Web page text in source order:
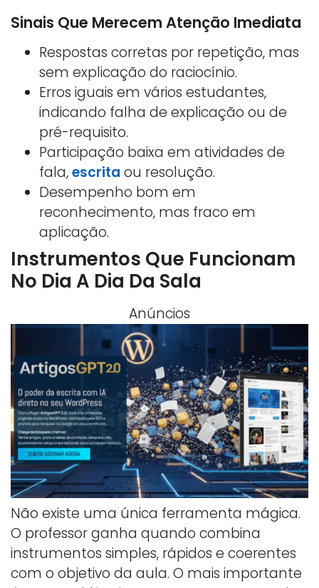
Sinais Que Merecem Atenção Imediata
Respostas corretas por repetição, mas
sem explicação do raciocínio.
Erros iguais em vários estudantes,
indicando falha de explicação ou de
pré-requisito.
Participação baixa em atividades de
fala,escrita ou resolução.
Desempenho bom em
reconhecimento, mas fraco em
aplicação.
Instrumentos Que Funcionam
No Dia A Dia Da Sala
Anúncios
Não existe uma única ferramenta mágica.
O professor ganha quando combina
instrumentos simples, rápidos e coerentes
com o objetivo da aula. O mais importante